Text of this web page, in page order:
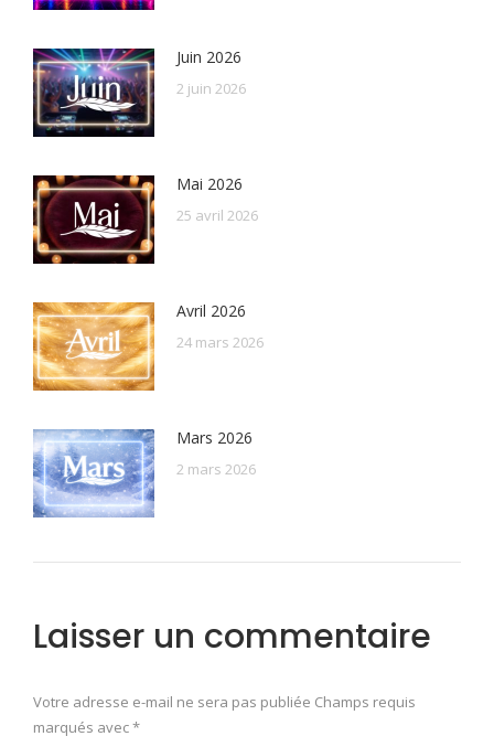
Juin 2026
2 juin 2026
Mai 2026
25 avril 2026
Avril 2026
24 mars 2026
Mars 2026
2 mars 2026
Laisser un commentaire
Votre adresse e-mail ne sera pas publiée Champs requis
marqués avec*